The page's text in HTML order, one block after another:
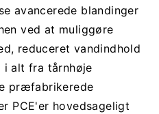
avancerede blandinger
ved at muliggøre
reduceret vandindhold
i alt fra tårnhøje
præfabrikerede
PCE'er hovedsageligt